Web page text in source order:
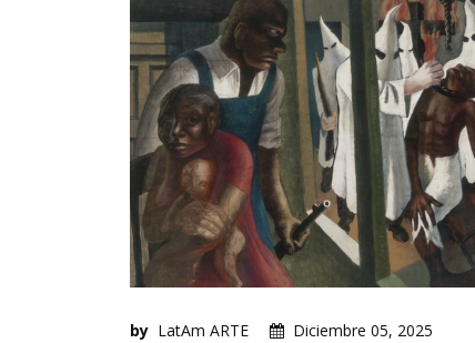
by LatAm ARTE
Diciembre 05, 2025